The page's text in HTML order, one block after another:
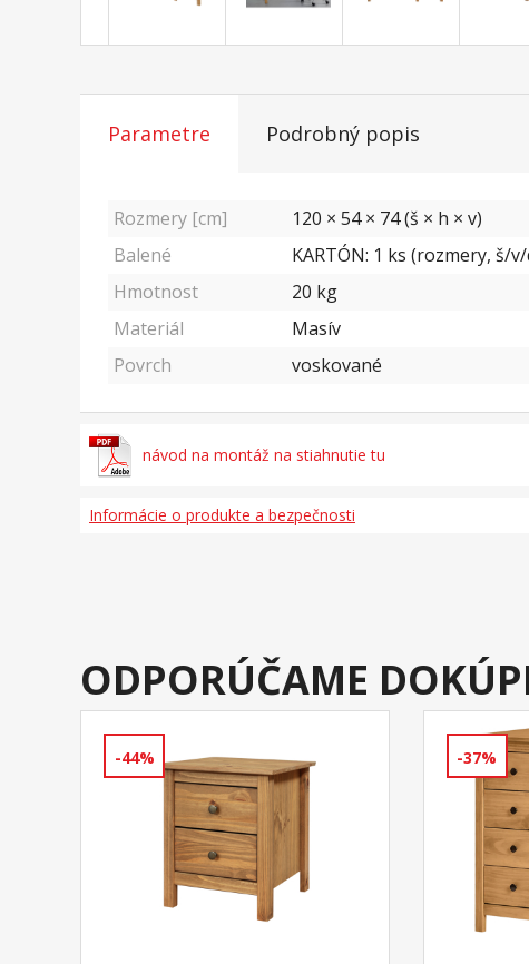
Parametre Podrobný popis
Rozmery [cm]
120 × 54 × 74 (š × h × v)
Balené
KARTÓN: 1 ks (rozmery, š/
Hmotnost
20 kg
Materiál
Masív
Povrch
voskované
návod na montáž na stiahnutie tu
Informácie o produkte a bezpečnosti
ODPORÚČAME
-44% -37%